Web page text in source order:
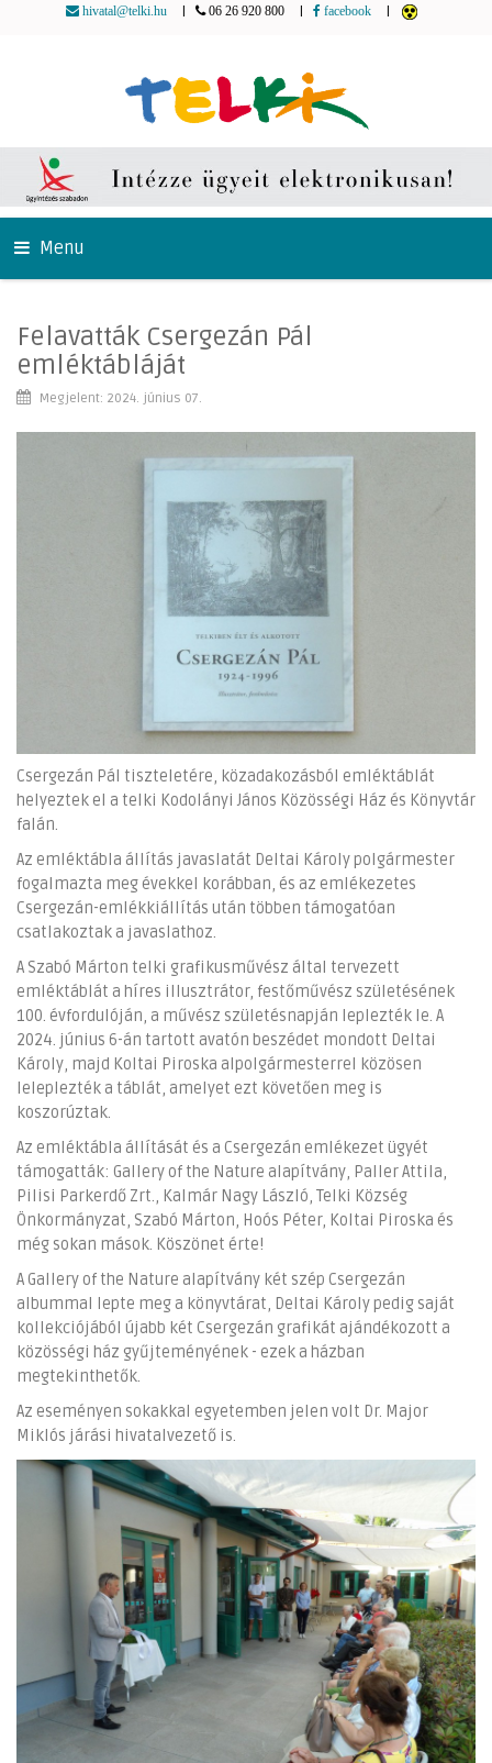
hivatal@telki.hu 06 26 920 800 facebook
Menu
Felavatták Csergezán Pál
emléktábláját
Megjelent: 2024. június 07.
Csergezán Pál tiszteletére, közadakozásból emléktáblát
helyeztek el a telki Kodolányi János Közösségi Ház és Könyvtár
falán.
Az emléktábla állítás javaslatát Deltai Károly polgármester
fogalmazta meg évekkel korábban, és az emlékezetes
Csergezán-emlékkiállítás után többen támogatóan
csatlakoztak a javaslathoz.
A Szabó Márton telki grafikusművész által tervezett
emléktáblát a híres illusztrátor, festőművész születésének
100. évfordulóján, a művész születésnapján leplezték le. A
2024. június 6-án tartott avatón beszédet mondott Deltai
Károly, majd Koltai Piroska alpolgármesterrel közösen
leleplezték a táblát, amelyet ezt követően meg is
koszorúztak.
Az emléktábla állítását és a Csergezán emlékezet ügyét
támogatták: Gallery of the Nature alapítvány, Paller Attila,
Pilisi Parkerdő Zrt., Kalmár Nagy László, Telki Község
Önkormányzat, Szabó Márton, Hoós Péter, Koltai Piroska és
még sokan mások. Köszönet érte!
A Gallery of the Nature alapítvány két szép Csergezán
albummal lepte meg a könyvtárat, Deltai Károly pedig saját
kollekciójából újabb két Csergezán grafikát ajándékozott a
közösségi ház gyűjteményének - ezek a házban
megtekinthetők.
Az eseményen sokakkal egyetemben jelen volt Dr. Major
Miklós járási hivatalvezető is.